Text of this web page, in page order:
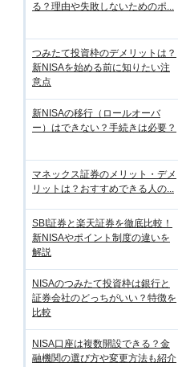
る？理由や失敗しないためのポ...
つみたて投資枠のデメリットは？
新NISAを始める前に知りたい注
意点
新NISAの移行（ロールオーバ
ー）はできない？手続きは必要？
マネックス証券のメリット・デメ
リットは？おすすめできる人の...
SBI証券と楽天証券を徹底比較！
新NISAやポイント制度の違いを
解説
NISAのつみたて投資枠は銀行と
証券会社のどっちがいい？特徴を
比較
NISA口座は複数開設できる？金
融機関の選び方や変更方法も紹介